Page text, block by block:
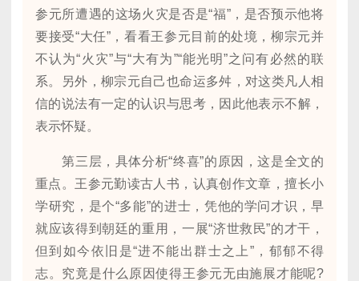
参元所遭遇的这场火灾是否是“福”，是否预示他将
要接受“大任”，看看王参元目前的处境，柳宗元并
不认为“火灾”与“大有为”“能光明”之问有必然的联
系。另外，柳宗元自己也命运多舛，对这类凡人相
信的说法有一定的认识与思考，因此他表示不解，
表示怀疑。
第三层，具体分析“终喜”的原因，这是全文的
重点。王参元勤读古人书，认真创作文章，擅长小
学研究，是个“多能”的进士，凭他的学问才识，早
就应该得到朝廷的重用，一展“济世救民”的才干，
但到如今依旧是“进不能出群士之上”，郁郁不得
志。究竟是什么原因使得王参元无由施展才能呢?